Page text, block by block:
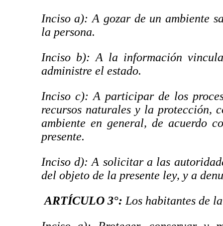
Inciso a): A gozar de un ambiente
la persona.
Inciso b): A la información
administre el estado.
Inciso c): A participar de los
recursos naturales y la protección,
ambiente en general, de acuerdo
presente.
Inciso d): A solicitar a las
del objeto de la presente ley, y a
ARTÍCULO 3°: Los habitantes de